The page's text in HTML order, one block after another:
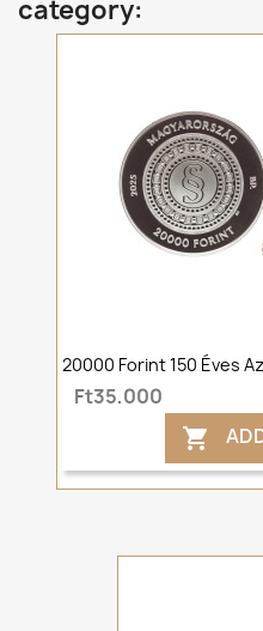
category:
20000 Forint 150 Éves
Ft35,000
